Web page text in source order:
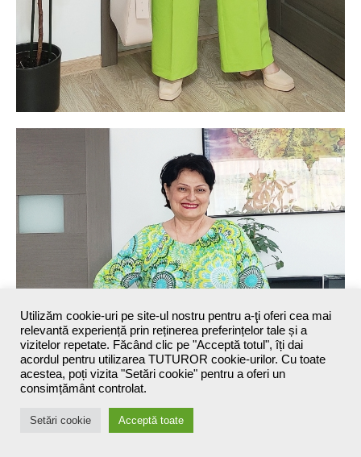
Utilizăm cookie-uri pe site-ul nostru pentru a-ţi oferi cea mai
relevantă experiență prin reținerea preferințelor tale și a
vizitelor repetate. Făcând clic pe "Acceptă totul", îți dai
acordul pentru utilizarea TUTUROR cookie-urilor. Cu toate
acestea, poți vizita "Setări cookie" pentru a oferi un
consimțământ controlat.
Setări cookie Acceptă toate